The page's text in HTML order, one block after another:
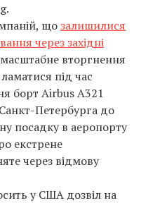
щозалишилися
через західні
вторгнення
під час
борт Airbus А321
Петербурга до
посадку в аеропорту
екстрене
через відмову
у США дозвіл на